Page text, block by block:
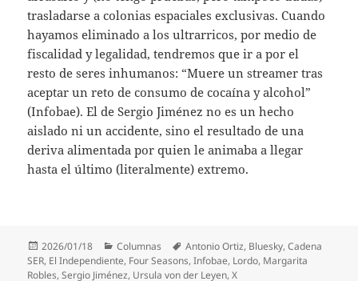
trasladarse a colonias espaciales exclusivas. Cuando
hayamos eliminado a los ultrarricos, por medio de
fiscalidad y legalidad, tendremos que ir a por el
resto de seres inhumanos: “Muere un streamer tras
aceptar un reto de consumo de cocaína y alcohol”
(Infobae). El de Sergio Jiménez no es un hecho
aislado ni un accidente, sino el resultado de una
deriva alimentada por quien le animaba a llegar
hasta el último (literalmente) extremo.
Publicado
el
2026/01/18 Categorías
Columnas Etiquetas
Antonio Ortiz, Bluesky,Cadena
SER, El Independiente, Four Seasons,Infobae, Lordo, Margarita
Robles,Sergio Jiménez, Ursula von der Leyen,X